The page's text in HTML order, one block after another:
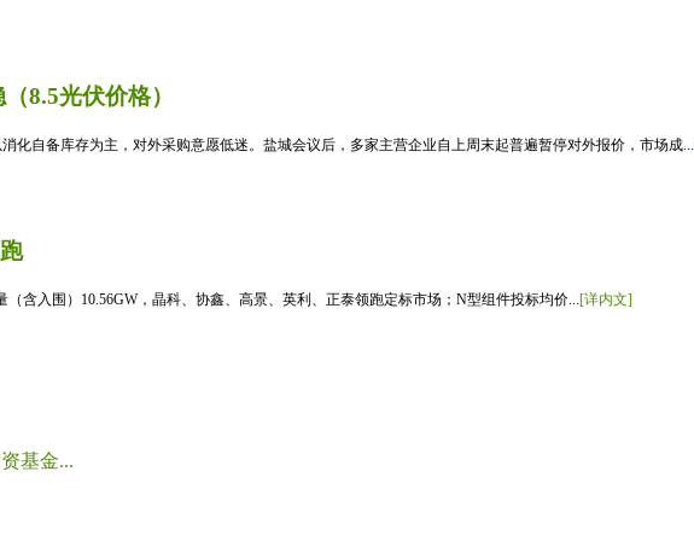
8.5光伏价格）
化自备库存为主，对外采购意愿低迷。盐城会议后，多家主营企业自上周末起普遍暂停对外报价，市场成...
含入围）10.56GW，晶科、协鑫、高景、英利、正泰领跑定标市场；N型组件投标均价... [详内文]
基金...